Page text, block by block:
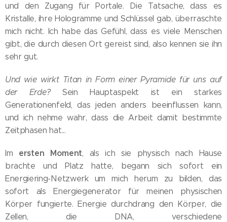
und den Zugang für Portale. Die Tatsache, dass es
Kristalle, ihre Hologramme und Schlüssel gab, überraschte
mich nicht. Ich habe das Gefühl, dass es viele Menschen
gibt, die durch diesen Ort gereist sind, also kennen sie ihn
sehr gut.
Und wie wirkt Titan in Form einer Pyramide für uns auf
der Erde?Sein Hauptaspekt ist ein starkes
Generationenfeld, das jeden anders beeinflussen kann,
und ich nehme wahr, dass die Arbeit damit bestimmte
Zeitphasen hat...
Im ersten Moment, als ich sie physisch nach Hause
brachte und Platz hatte, begann sich sofort ein
Energiering-Netzwerk um mich herum zu bilden, das
sofort als Energiegenerator für meinen physischen
Körper fungierte. Energie durchdrang den Körper, die
Zellen, die DNA, verschiedene